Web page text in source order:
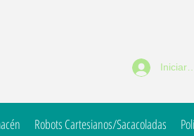
Iniciar
Robots Cartesianos/Sacacoladas